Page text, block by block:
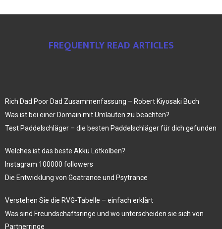
FREQUENTLY READ ARTICLES
Rich Dad Poor Dad Zusammenfassung – Robert Kiyosaki Buch
Was ist bei einer Domain mit Umlauten zu beachten?
Test Paddelschläger – die besten Paddelschläger für dich gefunden
Welches ist das beste Akku Lötkolben?
Instagram 100000 followers
Die Entwicklung von Goatrance und Psytrance
Verstehen Sie die RVG-Tabelle – einfach erklärt
Was sind Freundschaftsringe und wo unterscheiden sie sich von
Partnerringe